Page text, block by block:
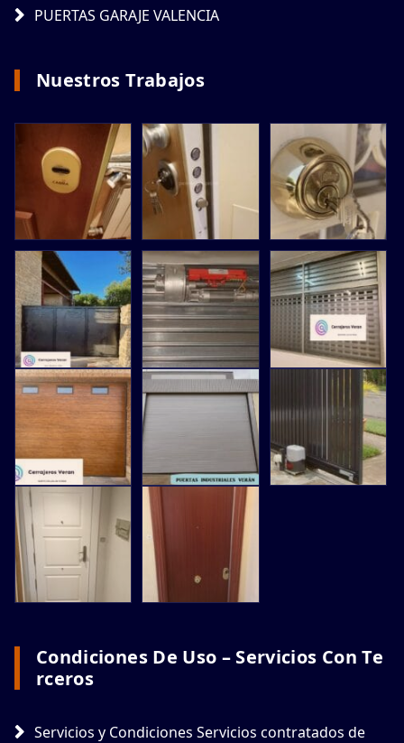
PUERTAS GARAJE VALENCIA
Nuestros Trabajos
Condiciones De Uso – Servicios Con Te
Rceros
Servicios y Condiciones Servicios contratados de